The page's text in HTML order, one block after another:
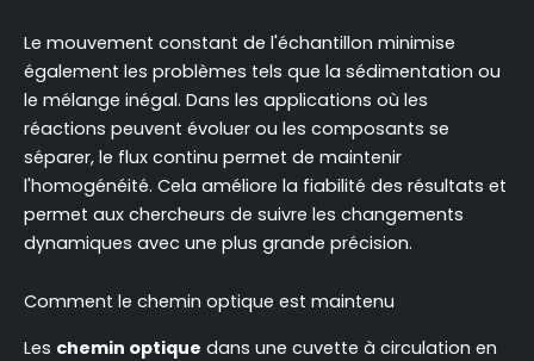
Le mouvement constant de l'échantillon minimise
également les problèmes tels que la sédimentation ou
le mélange inégal. Dans les applications où les
réactions peuvent évoluer ou les composants se
séparer, le flux continu permet de maintenir
l'homogénéité. Cela améliore la fiabilité des résultats et
permet aux chercheurs de suivre les changements
dynamiques avec une plus grande précision.
Comment le chemin optique est maintenu
Les chemin optique dans une cuvette à circulation en